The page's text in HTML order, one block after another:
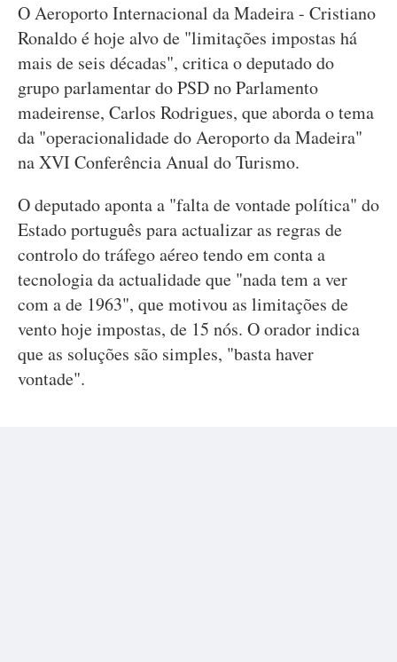
O Aeroporto Internacional da Madeira - Cristiano
Ronaldo é hoje alvo de "limitações impostas há
mais de seis décadas", critica o deputado do
grupo parlamentar do PSD no Parlamento
madeirense, Carlos Rodrigues, que aborda o tema
da "operacionalidade do Aeroporto da Madeira"
na XVI Conferência Anual do Turismo.
O deputado aponta a "falta de vontade política" do
Estado português para actualizar as regras de
controlo do tráfego aéreo tendo em conta a
tecnologia da actualidade que "nada tem a ver
com a de 1963", que motivou as limitações de
vento hoje impostas, de 15 nós. O orador indica
que as soluções são simples, "basta haver
vontade".